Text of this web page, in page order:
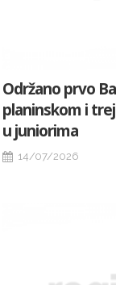
Održano prvo
planinskom i
u juniorima
14/07/2026